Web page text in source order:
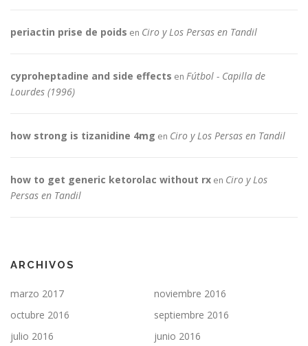
periactin prise de poids en Ciro y Los Persas en Tandil
cyproheptadine and side effects en Fútbol - Capilla de
Lourdes (1996)
how strong is tizanidine 4mg en Ciro y Los Persas en Tandil
how to get generic ketorolac without rx en Ciro y Los
Persas en Tandil
ARCHIVOS
marzo 2017
noviembre 2016
octubre 2016
septiembre 2016
julio 2016
junio 2016